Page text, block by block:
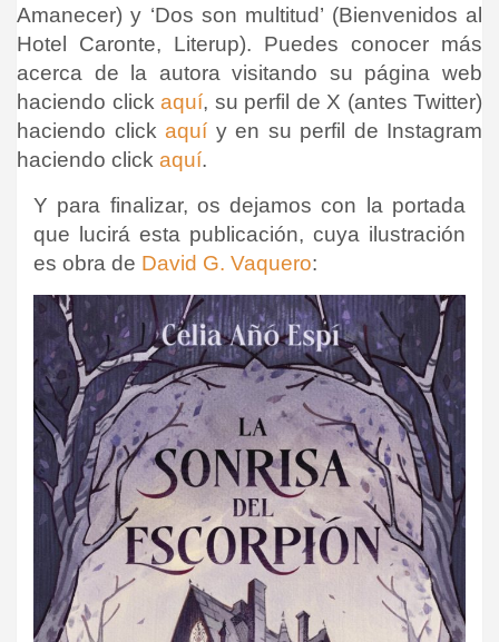
Amanecer) y ‘Dos son multitud’ (Bienvenidos al
Hotel Caronte, Literup). Puedes conocer más
acerca de la autora visitando su página web
haciendo click aquí, su perfil de X (antes Twitter)
haciendo click aquí y en su perfil de Instagram
haciendo click aquí.
Y para finalizar, os dejamos con la portada
que lucirá esta publicación, cuya ilustración
es obra de David G. Vaquero: